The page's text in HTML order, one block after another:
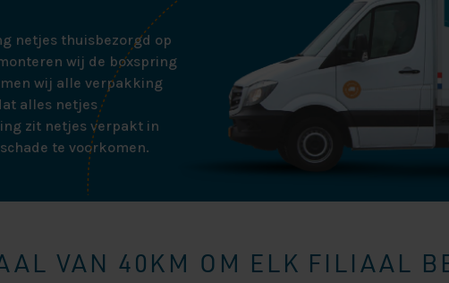
netjes thuisbezorgd op
wij de boxspring
wij alle verpakking
alles netjes
zit netjes verpakt in
te voorkomen.
VAN 40KM OM ELK FILIAAL